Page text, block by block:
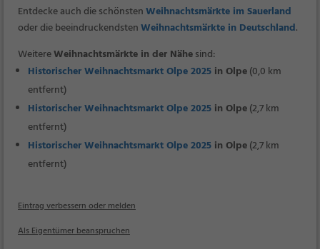
Entdecke auch die schönstenWeihnachtsmärkte im Sauerland
oder die beeindruckendstenWeihnachtsmärkte in Deutschland.
WeitereWeihnachtsmärkte in der Nähesind:
Historischer Weihnachtsmarkt Olpe 2025 in Olpe(0,0 km
entfernt)
Historischer Weihnachtsmarkt Olpe 2025 in Olpe(2,7 km
entfernt)
Historischer Weihnachtsmarkt Olpe 2025 in Olpe(2,7 km
entfernt)
Eintrag verbessern oder melden
Als Eigentümer beanspruchen